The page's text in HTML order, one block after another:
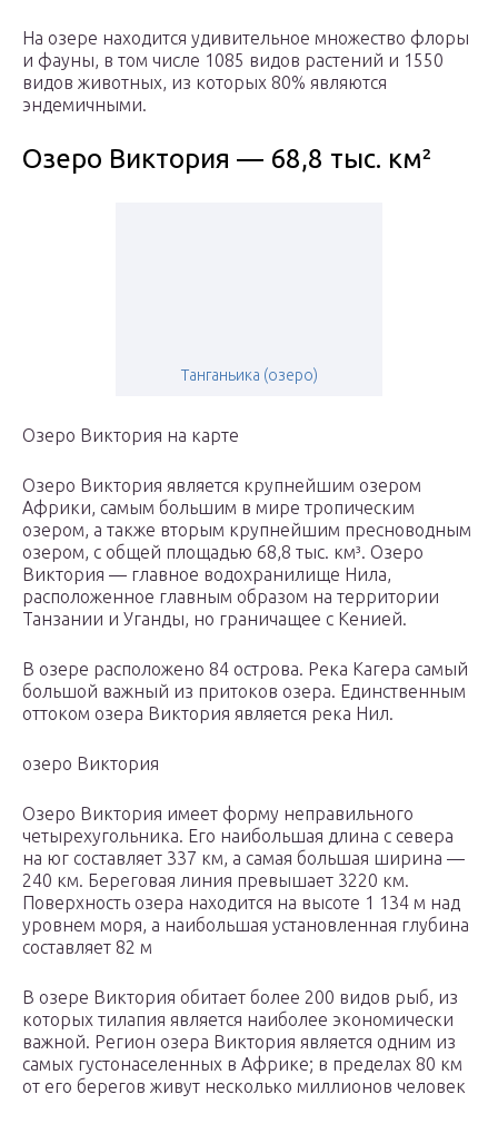
На озере находится удивительное множество флоры
и фауны, в том числе 1085 видов растений и 1550
видов животных, из которых 80% являются
эндемичными.
Озеро Виктория — 68,8 тыс. км²
Танганьика (озеро)
Озеро Виктория на карте
Озеро Виктория является крупнейшим озером
Африки, самым большим в мире тропическим
озером, а также вторым крупнейшим пресноводным
озером, с общей площадью 68,8 тыс. км³. Озеро
Виктория — главное водохранилище Нила,
расположенное главным образом на территории
Танзании и Уганды, но граничащее с Кенией.
В озере расположено 84 острова. Река Кагера самый
большой важный из притоков озера. Единственным
оттоком озера Виктория является река Нил.
озеро Виктория
Озеро Виктория имеет форму неправильного
четырехугольника. Его наибольшая длина с севера
на юг составляет 337 км, а самая большая ширина —
240 км. Береговая линия превышает 3220 км.
Поверхность озера находится на высоте 1 134 м над
уровнем моря, а наибольшая установленная глубина
составляет 82 м
В озере Виктория обитает более 200 видов рыб, из
которых тилапия является наиболее экономически
важной. Регион озера Виктория является одним из
самых густонаселенных в Африке; в пределах 80 км
от его берегов живут несколько миллионов человек